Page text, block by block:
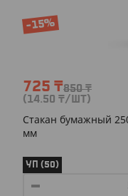
-15%
725 ₸850₸
(14.50 ₸/ШТ)
Cтакан бумажный
мм
УП (50)